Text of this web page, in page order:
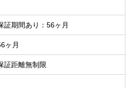
証期間あり：56ヶ月
ヶ月
証距離無制限